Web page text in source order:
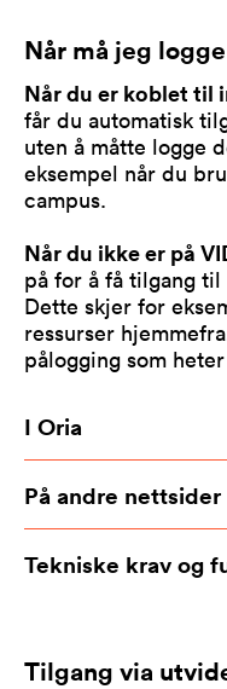
Når må jeg
Når du er koblet til
får du automatisk
uten å måtte logge
eksempel når du
campus.
Når du ikke er på
på for å få tilgang til
Dette skjer for
ressurser
pålogging som
I Oria
På andre nettsider
Tekniske krav og
Tilgang via